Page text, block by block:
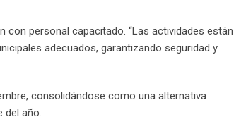
con personal capacitado. “Las actividades están
adecuados, garantizando seguridad y
consolidándose como una alternativa
del año.